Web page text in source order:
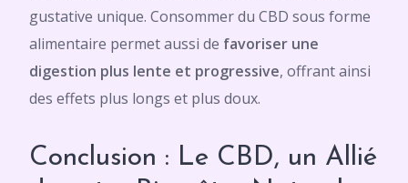
gustative unique. Consommer du CBD sous forme
alimentaire permet aussi de favoriser une
digestion plus lente et progressive, offrant ainsi
des effets plus longs et plus doux.
Conclusion : Le CBD, un Allié